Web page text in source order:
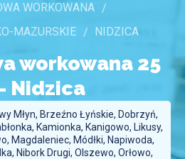
WORKOWANA
MAZURSKIE
NIDZICA
workowana 25
Nidzica
Młyn, Brzeźno Łyńskie, Dobrzyń,
Kamionka, Kanigowo, Likusy,
Magdaleniec, Módłki, Napiwoda,
Nibork Drugi, Olszewo, Orłowo,